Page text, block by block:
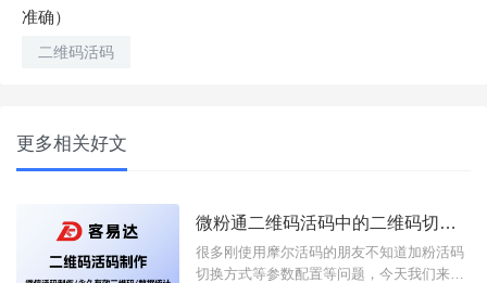
准确）
二维码活码
更多相关好文
微粉通二维码活码中的二维码切换方式/设备绑定说明
很多刚使用摩尔活码的朋友不知道加粉活码
切换方式等参数配置等问题，今天我们来总